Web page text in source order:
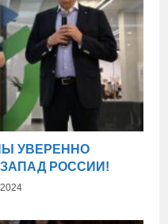
УВЕРЕННО
РОССИИ!